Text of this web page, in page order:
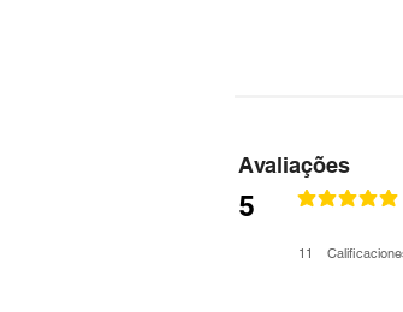
Avaliações
5 la calificación
11